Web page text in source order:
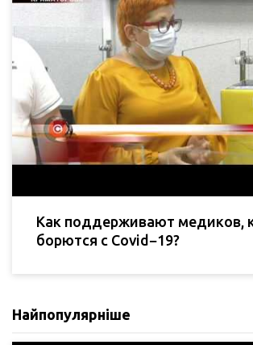
Как поддерживают медиков,
борются с Covid−19?
Найпопулярніше